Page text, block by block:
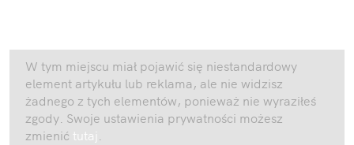
W tym miejscu miał pojawić się niestandardowy
element artykułu lub reklama, ale nie widzisz
żadnego z tych elementów, ponieważ nie wyraziłeś
zgody. Swoje ustawienia prywatności możesz
zmienić tutaj .